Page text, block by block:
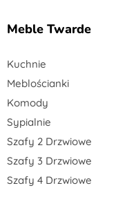
Meble Twarde
Kuchnie
Meblościanki
Komody
Sypialnie
Szafy 2 Drzwiowe
Szafy 3 Drzwiowe
Szafy 4 Drzwiowe